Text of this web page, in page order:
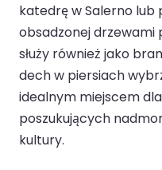
katedrę w Salerno lub
obsadzonej drzewami
służy również jako
dech w piersiach
idealnym miejscem
poszukujących
kultury.